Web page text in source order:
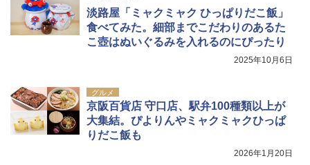
淡路屋「ミャクミャク ひっぱりだこ飯」
食べてみた。細部までこだわりのあるた
こ壺はぬいぐるみを入れるのにぴったり
2025年10月6日
グルメ
京阪百貨店 守口店、駅弁100種類以上が
大集結。ぴよりんやミャクミャクひっぱ
りだこ飯も
2026年1月20日